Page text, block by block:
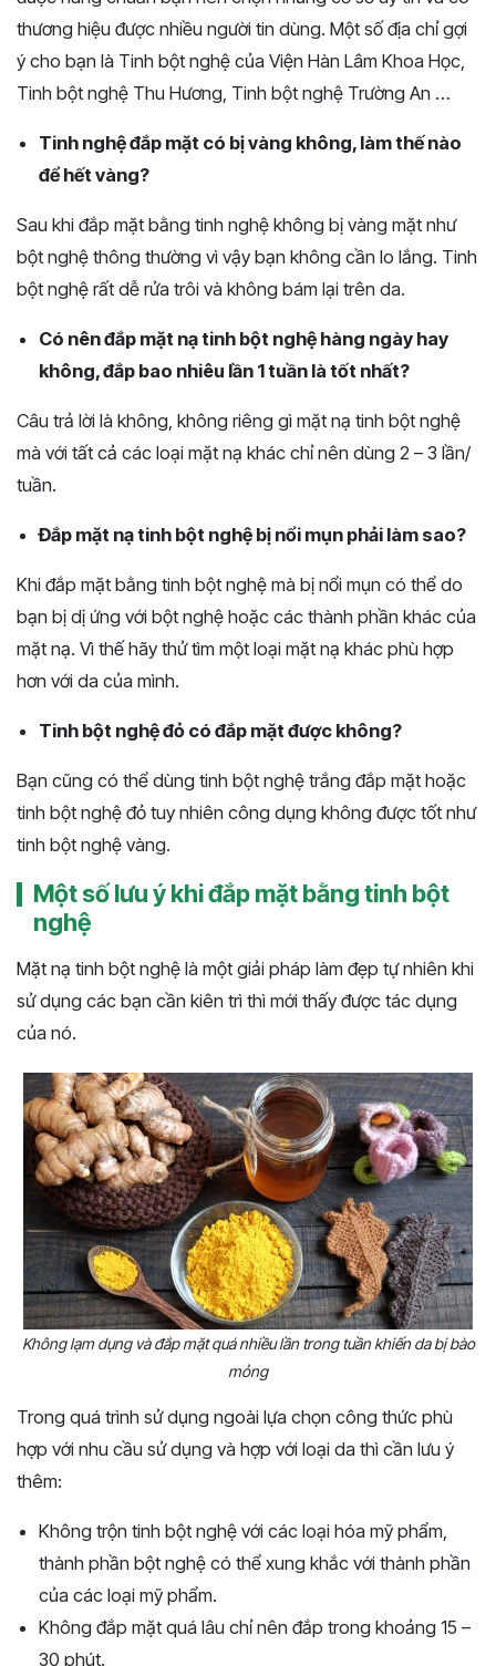
thương hiệu được nhiều người tin dùng. Một số địa chỉ gợi
ý cho bạn là Tinh bột nghệ của Viện Hàn Lâm Khoa Học,
Tinh bột nghệ Thu Hương, Tinh bột nghệ Trường An …
Tinh nghệ đắp mặt có bị vàng không, làm thế nào
để hết vàng?
Sau khi đắp mặt bằng tinh nghệ không bị vàng mặt như
bột nghệ thông thường vì vậy bạn không cần lo lắng. Tinh
bột nghệ rất dễ rửa trôi và không bám lại trên da.
Có nên đắp mặt nạ tinh bột nghệ hàng ngày hay
không, đắp bao nhiêu lần 1 tuần là tốt nhất?
Câu trả lời là không, không riêng gì mặt nạ tinh bột nghệ
mà với tất cả các loại mặt nạ khác chỉ nên dùng 2 – 3 lần/
tuần.
Đắp mặt nạ tinh bột nghệ bị nổi mụn phải làm sao?
Khi đắp mặt bằng tinh bột nghệ mà bị nổi mụn có thể do
bạn bị dị ứng với bột nghệ hoặc các thành phần khác của
mặt nạ. Vì thế hãy thử tìm một loại mặt nạ khác phù hợp
hơn với da của mình.
Tinh bột nghệ đỏ có đắp mặt được không?
Bạn cũng có thể dùng tinh bột nghệ trắng đắp mặt hoặc
tinh bột nghệ đỏ tuy nhiên công dụng không được tốt như
tinh bột nghệ vàng.
Một số lưu ý khi đắp mặt bằng tinh bột
nghệ
Mặt nạ tinh bột nghệ là một giải pháp làm đẹp tự nhiên khi
sử dụng các bạn cần kiên trì thì mới thấy được tác dụng
của nó.
Không lạm dụng và đắp mặt quá nhiều lần trong tuần khiến da bị bào
mỏng
Trong quá trình sử dụng ngoài lựa chọn công thức phù
hợp với nhu cầu sử dụng và hợp với loại da thì cần lưu ý
thêm:
Không trộn tinh bột nghệ với các loại hóa mỹ phẩm,
thành phần bột nghệ có thể xung khắc với thành phần
của các loại mỹ phẩm.
Không đắp mặt quá lâu chỉ nên đắp trong khoảng 15 –
30 phút.